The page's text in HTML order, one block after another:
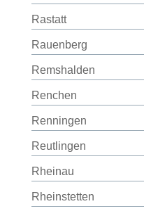
Rastatt
Rauenberg
Remshalden
Renchen
Renningen
Reutlingen
Rheinau
Rheinstetten